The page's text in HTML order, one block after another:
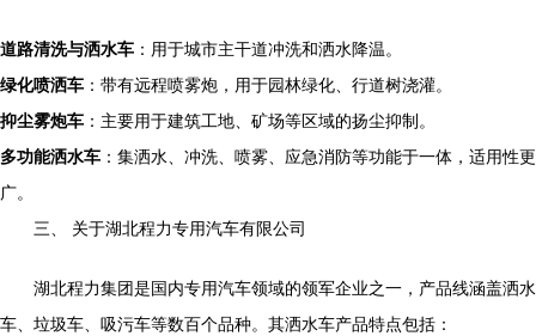
道路清洗与洒水车 ：用于城市主干道冲洗和洒水降温。
绿化喷洒车 ：带有远程喷雾炮，用于园林绿化、行道树浇灌。
抑尘雾炮车 ：主要用于建筑工地、矿场等区域的扬尘抑制。
多功能洒水车 ：集洒水、冲洗、喷雾、应急消防等功能于一体，适用性更
广。
三、 关于湖北程力专用汽车有限公司
湖北程力集团是国内专用汽车领域的领军企业之一，产品线涵盖洒水
车、垃圾车、吸污车等数百个品种。其洒水车产品特点包括：